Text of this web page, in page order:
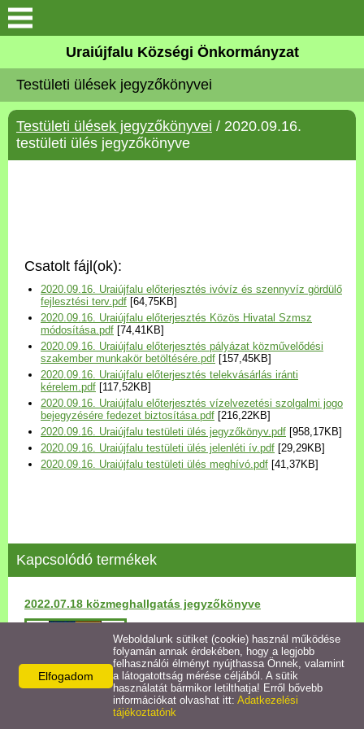
Köszöntő
Elérhetőségek
Uraiújfalu
Választási információk
Versenyképes Járások
Program
Települési Arculati
Kézikönyv
Hírek
Egyéb intézmények
Egyéb szolgáltatások
Egészségügyi ellátás
Uraiújfalu Sportegyesület
Uraiújfalu Községi Önkormányzat
Testületi ülések jegyzőkönyvei
Testületi ülések jegyzőkönyvei / 2020.09.16.
testületi ülés jegyzőkönyve
Csatolt fájl(ok):
2020.09.16. Uraiújfalu előterjesztés ivóvíz és szennyvíz gördülő
fejlesztési terv.pdf [64,75KB]
2020.09.16. Uraiújfalu előterjesztés Közös Hivatal Szmsz
módosítása.pdf [74,41KB]
2020.09.16. Uraiújfalu előterjesztés pályázat közművelődési
szakember munkakör betöltésére.pdf [157,45KB]
2020.09.16. Uraiújfalu előterjesztés telekvásárlás iránti
kérelem.pdf [117,52KB]
2020.09.16. Uraiújfalu előterjesztés vízelvezetési szolgalmi jogo
bejegyzésére fedezet biztosítása.pdf [216,22KB]
2020.09.16. Uraiújfalu testületi ülés jegyzőkönyv.pdf [958,17KB]
2020.09.16. Uraiújfalu testületi ülés jelenléti ív.pdf [29,29KB]
2020.09.16. Uraiújfalu testületi ülés meghívó.pdf [41,37KB]
Kapcsolódó termékek
2022.07.18 közmeghallgatás jegyzőkönyve
Részletek
Elfogadom
Weboldalunk sütiket (cookie) használ működése
folyamán annak érdekében, hogy a legjobb
felhasználói élményt nyújthassa Önnek, valamint
a látogatottság mérése céljából. A sütik
használatát bármikor letilthatja! Erről bővebb
információkat olvashat itt: Adatkezelési
tájékoztatónk